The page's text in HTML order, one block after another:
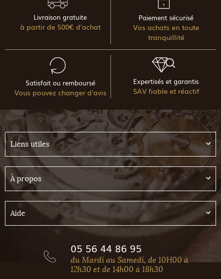
Livraison gratuite
à partir de 500€ d'achat
Paiement sécurisé
Vos achats en toute
tranquillité
Satisfait ou remboursé
Vous pouvez changer d'avis
Expertisés et garantis
SAV fiable et réactif
Liens utiles
À propos
Aide
05 56 44 86 95
du Mardi au Samedi, de 10H00 à
12h30 et de 14h00 à 18h30